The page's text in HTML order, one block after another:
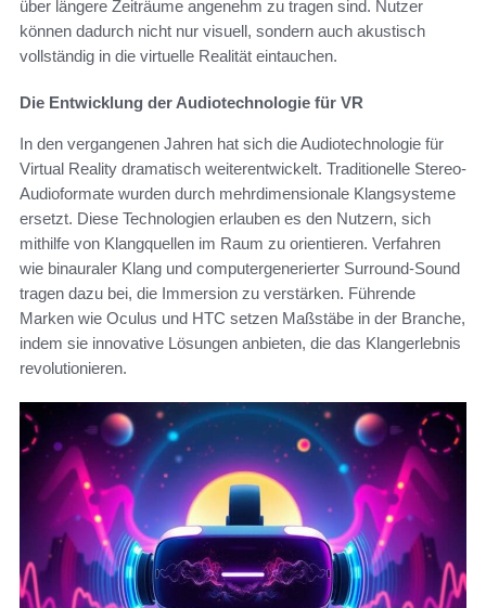
über längere Zeiträume angenehm zu tragen sind. Nutzer
können dadurch nicht nur visuell, sondern auch akustisch
vollständig in die virtuelle Realität eintauchen.
Die Entwicklung der Audiotechnologie für VR
In den vergangenen Jahren hat sich die Audiotechnologie für
Virtual Reality dramatisch weiterentwickelt. Traditionelle Stereo-
Audioformate wurden durch mehrdimensionale Klangsysteme
ersetzt. Diese Technologien erlauben es den Nutzern, sich
mithilfe von Klangquellen im Raum zu orientieren. Verfahren
wie binauraler Klang und computergenerierter Surround-Sound
tragen dazu bei, die Immersion zu verstärken. Führende
Marken wie Oculus und HTC setzen Maßstäbe in der Branche,
indem sie innovative Lösungen anbieten, die das Klangerlebnis
revolutionieren.